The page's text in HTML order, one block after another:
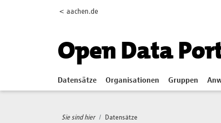
< aachen.de
Open Data
Datensätze Organisationen Gruppen
Sie sind hier Datensätze